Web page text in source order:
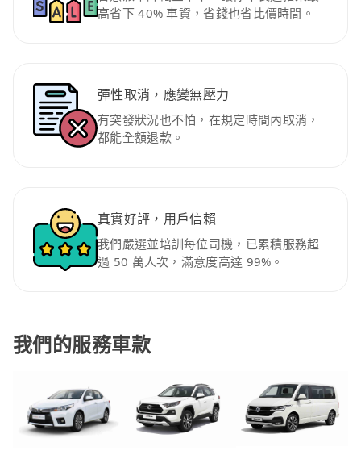
高省下 40% 車資，省錢也省比價時間。
彈性取消，應變無壓力
有突發狀況也不怕，在規定時間內取消，
都能全額退款。
真實好評，用戶信賴
我們嚴選並培訓每位司機，已累積服務超
過 50 萬人次，滿意度高達 99%。
我們的服務車款